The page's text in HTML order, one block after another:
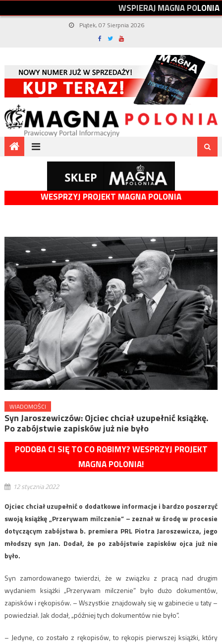
WSPIERAJMAGNAPOLONIA
Piątek, 07 Sierpnia 2026
WESPRZYJ PROJEKT MAGNA POLONIA
WIADOMOŚCI
Syn Jaroszewiczów: Ojciec chciał uzupełnić książkę.
Po zabójstwie zapisków już nie było
PODOBA CI SIĘ TO CO ROBIMY? WESPRZYJ PROJEKT
MAGNA POLONIA!
12 stycznia 2022
Ojciec chciał uzupełnić o dodatkowe informacje i bardzo poszerzyć
swoją książkę „Przerywam milczenie” – zeznał w środę w procesie
dotyczącym zabójstwa b. premiera PRL Piotra Jaroszewicza, jego
młodszy syn Jan. Dodał, że po zabójstwie zapisków ojca już nie
było.
Syn zamordowanego twierdzi, że w związku z pracą nad drugim
wydaniem książki „Przerywam milczenie” było dużo dokumentów,
zapisków i rękopisów. – Wszystkie znajdowały się w gabinecie u taty –
powiedział. Jak dodał, „później tych dokumentów nie było”.
– Jedyne, co zostało z rękopisów, to rękopis pierwszej książki, który